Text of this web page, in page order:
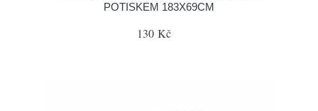
POTISKEM 183X69CM
130 Kč